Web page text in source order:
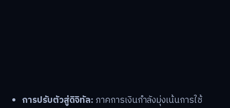
การปรับตัวสู่ดิจิทัล: ภาคการเงินกำลังมุ่งเน้นการใช้